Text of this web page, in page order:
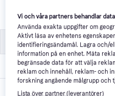
792
Specifikationer
Färg Vit,
Vi och våra partners behandlar
Använda exakta uppgifter om
Aktivt läsa av enhetens
identifieringsändamål. Lagra och/
information på en enhet. Mäta
begränsade data för att välja
reklam och innehåll, reklam- och
forskning angående målgrupp och
Lista över partner (leverantörer)